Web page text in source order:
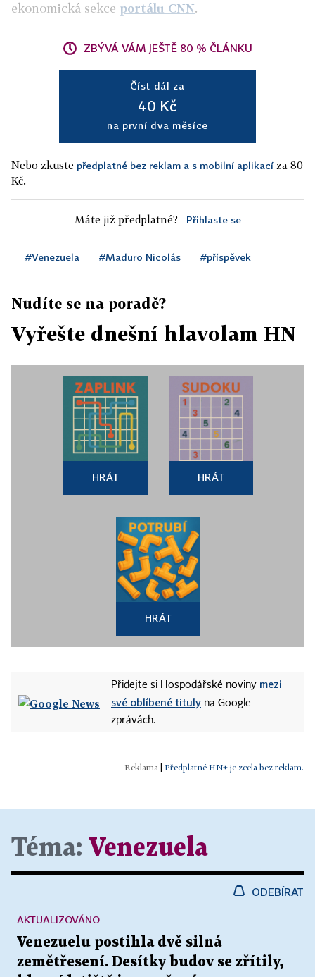
ekonomická sekce portálu CNN.
ZBÝVÁ VÁM JEŠTĚ 80 % ČLÁNKU
Číst dál za
40 Kč
na první dva měsíce
Nebo zkuste předplatné bez reklam a s mobilní aplikací za 80
Kč.
Máte již předplatné? Přihlaste se
#Venezuela #Maduro Nicolás #příspěvek
Nudíte se na poradě?
Vyřešte dnešní hlavolam HN
HRÁT HRÁT
HRÁT
Přidejte si Hospodářské noviny mezi
své oblíbené tituly na Google
zprávách.
Předplatné HN+ je zcela bez reklam.
Téma: Venezuela
ODEBÍRAT
Venezuelu postihla dvě silná
zemětřesení. Desítky budov se zřítily,
AKTUALIZOVÁNO